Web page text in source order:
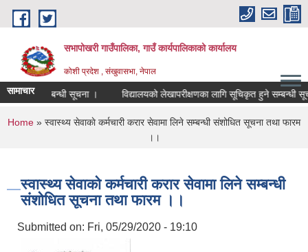
Skip to main content
सभापोखरी गाउँपालिका, गाउँ कार्यपालिकाको कार्यालय
कोशी प्रदेश , संखुवासभा, नेपाल
सामाचारसम्बन्धी सूचना । विद्यालयको लेखापरीक्षणका लागि सूचिकृत हुने सम्बन्धी सूचना ।
You are here
Home » स्वास्थ्य सेवाकाे कर्मचारी करार सेवामा लिने सम्बन्धी संशोधित सूचना तथा फारम
।।
स्वास्थ्य सेवाकाे कर्मचारी करार सेवामा लिने सम्बन्धी
संशोधित सूचना तथा फारम ।।
Submitted on: Fri, 05/29/2020 - 19:10